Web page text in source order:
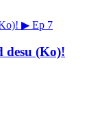
▶ Ep 7
desu (Ko)!